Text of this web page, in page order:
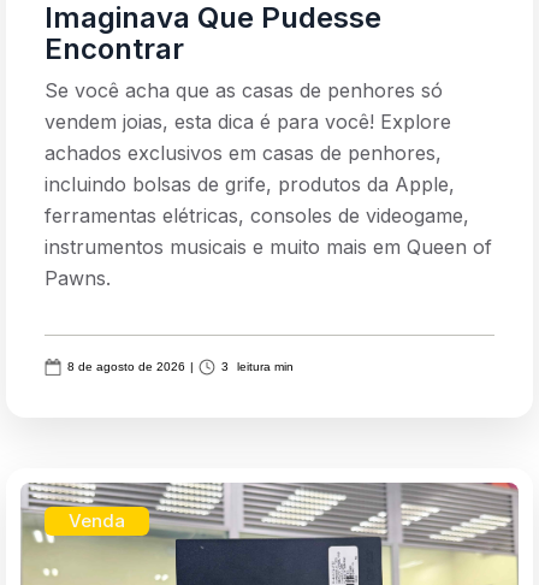
Imaginava Que Pudesse
Encontrar
Se você acha que as casas de penhores só
vendem joias, esta dica é para você! Explore
achados exclusivos em casas de penhores,
incluindo bolsas de grife, produtos da Apple,
ferramentas elétricas, consoles de videogame,
instrumentos musicais e muito mais em Queen of
Pawns.
8 de agosto de 2026 | 3 leitura min
Venda